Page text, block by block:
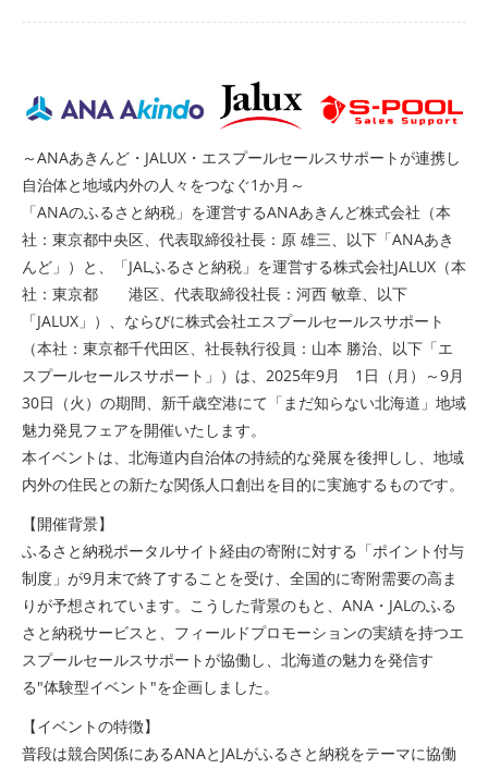
～ANAあきんど・JALUX・エスプールセールスサポートが連携し
自治体と地域内外の人々をつなぐ1か月～
「ANAのふるさと納税」を運営するANAあきんど株式会社（本
社：東京都中央区、代表取締役社長：原 雄三、以下「ANAあき
んど」）と、「JALふるさと納税」を運営する株式会社JALUX（本
社：東京都 港区、代表取締役社長：河西 敏章、以下
「JALUX」）、ならびに株式会社エスプールセールスサポート
（本社：東京都千代田区、社長執行役員：山本 勝治、以下「エ
スプールセールスサポート」）は、2025年9月 1日（月）～9月
30日（火）の期間、新千歳空港にて「まだ知らない北海道」地域
魅力発見フェアを開催いたします。
本イベントは、北海道内自治体の持続的な発展を後押しし、地域
内外の住民との新たな関係人口創出を目的に実施するものです。
【開催背景】
ふるさと納税ポータルサイト経由の寄附に対する「ポイント付与
制度」が9月末で終了することを受け、全国的に寄附需要の高ま
りが予想されています。こうした背景のもと、ANA・JALのふる
さと納税サービスと、フィールドプロモーションの実績を持つエ
スプールセールスサポートが協働し、北海道の魅力を発信す
る"体験型イベント"を企画しました。
【イベントの特徴】
普段は競合関係にあるANAとJALがふるさと納税をテーマに協働